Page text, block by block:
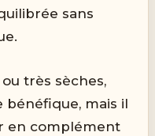
sans
très sèches,
bénéfique, mais il
en complément